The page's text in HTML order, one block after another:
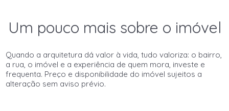
Um pouco mais sobre o imóvel
Quando a arquitetura dá valor à vida, tudo valoriza: o bairro,
a rua, o imóvel e a experiência de quem mora, investe e
frequenta. Preço e disponibilidade do imóvel sujeitos a
alteração sem aviso prévio.